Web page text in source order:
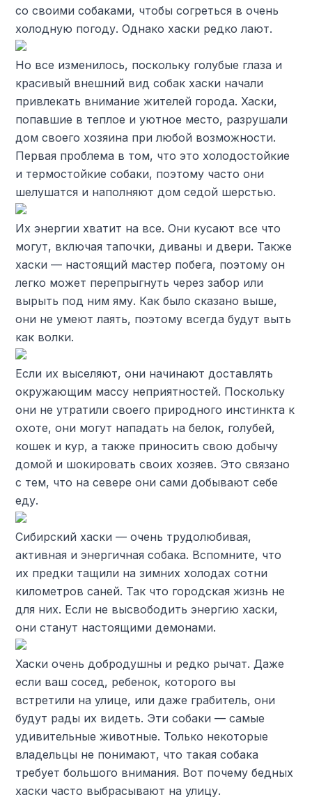
со своими собаками, чтобы согреться в очень
холодную погоду. Однако хаски редко лают.
Но все изменилось, поскольку голубые глаза и
красивый внешний вид собак хаски начали
привлекать внимание жителей города. Хаски,
попавшие в теплое и уютное место, разрушали
дом своего хозяина при любой возможности.
Первая проблема в том, что это холодостойкие
и термостойкие собаки, поэтому часто они
шелушатся и наполняют дом седой шерстью.
Их энергии хватит на все. Они кусают все что
могут, включая тапочки, диваны и двери. Также
хаски — настоящий мастер побега, поэтому он
легко может перепрыгнуть через забор или
вырыть под ним яму. Как было сказано выше,
они не умеют лаять, поэтому всегда будут выть
как волки.
Если их выселяют, они начинают доставлять
окружающим массу неприятностей. Поскольку
они не утратили своего природного инстинкта к
охоте, они могут нападать на белок, голубей,
кошек и кур, а также приносить свою добычу
домой и шокировать своих хозяев. Это связано
с тем, что на севере они сами добывают себе
еду.
Сибирский хаски — очень трудолюбивая,
активная и энергичная собака. Вспомните, что
их предки тащили на зимних холодах сотни
километров саней. Так что городская жизнь не
для них. Если не высвободить энергию хаски,
они станут настоящими демонами.
Хаски очень добродушны и редко рычат. Даже
если ваш сосед, ребенок, которого вы
встретили на улице, или даже грабитель, они
будут рады их видеть. Эти собаки — самые
удивительные животные. Только некоторые
владельцы не понимают, что такая собака
требует большого внимания. Вот почему бедных
хаски часто выбрасывают на улицу.